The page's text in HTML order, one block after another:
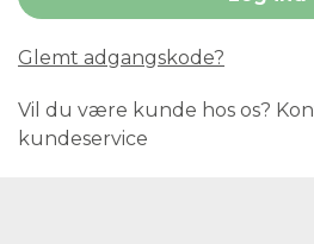
Glemt adgangskode?
Vil du være kunde hos os?
kundeservice